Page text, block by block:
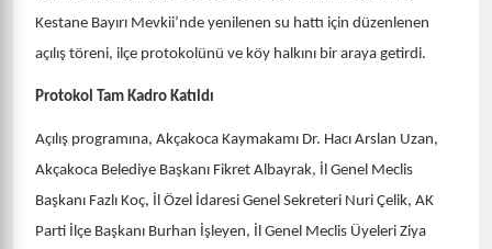
Kestane Bayırı Mevkii’nde yenilenen su hattı için düzenlenen
açılış töreni, ilçe protokolünü ve köy halkını bir araya getirdi.
Protokol Tam Kadro Katıldı
Açılış programına, Akçakoca Kaymakamı Dr. Hacı Arslan Uzan,
Akçakoca Belediye Başkanı Fikret Albayrak, İl Genel Meclis
Başkanı Fazlı Koç, İl Özel İdaresi Genel Sekreteri Nuri Çelik, AK
Parti İlçe Başkanı Burhan İşleyen, İl Genel Meclis Üyeleri Ziya